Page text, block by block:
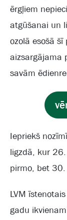
ērgļiem
atgūšanai un
ozolā esošā
aizsargājama
savām
Iepriekš
ligzdā, kur
pirmo, bet
LVM
gadu